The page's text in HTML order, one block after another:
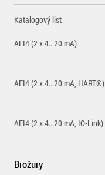
Katalogový list
AFI4 (2 x 4...20 mA)
AFI4 (2 x 4...20 mA, HART®)
AFI4 (2 x 4...20 mA, IO-Link)
Brožury